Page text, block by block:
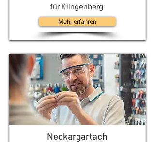
für Klingenberg
Mehr erfahren
Neckargartach